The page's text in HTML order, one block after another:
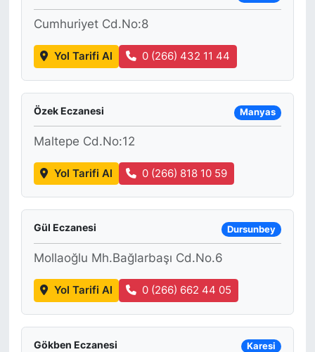
Cumhuriyet Cd.No:8
Yol Tarifi Al 0 (266) 432 11 44
Özek Eczanesi Manyas
Maltepe Cd.No:12
Yol Tarifi Al 0 (266) 818 10 59
Gül Eczanesi Dursunbey
Mollaoğlu Mh.Bağlarbaşı Cd.No.6
Yol Tarifi Al 0 (266) 662 44 05
Gökben Eczanesi Karesi